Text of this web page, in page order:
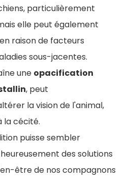
particulièrement
elle peut également
raison de facteurs
sous-jacentes.
une opacification
, peut
la vision de l'animal,
la cécité.
puisse sembler
des solutions
être de nos compagnons